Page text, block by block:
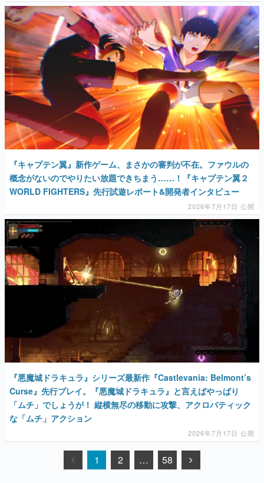
『キャプテン翼』新作ゲーム、まさかの審判が不在。ファウルの
概念がないのでやりたい放題できちまう……！『キャプテン翼２
WORLD FIGHTERS』先行試遊レポート&開発者インタビュー
2026年7月17日 公開
『悪魔城ドラキュラ』シリーズ最新作『Castlevania: Belmont’s
Curse』先行プレイ。『悪魔城ドラキュラ』と言えばやっぱり
「ムチ」でしょうが！ 縦横無尽の移動に攻撃、アクロバティック
な「ムチ」アクション
2026年7月17日 公開
1 2 … 58